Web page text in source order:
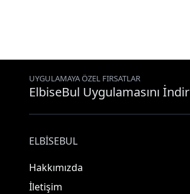
UYGULAMAYA ÖZEL FIRSATLAR
ElbiseBul Uygulamasını İndir
ELBISEBUL
Hakkımızda
İletişim